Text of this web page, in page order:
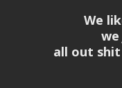
We
all out